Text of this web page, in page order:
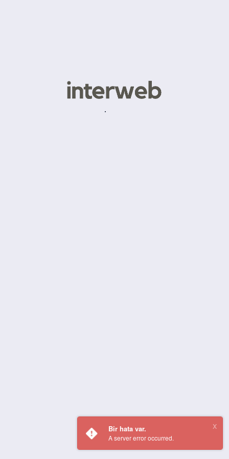
Bir hata var.
A server error occurred.